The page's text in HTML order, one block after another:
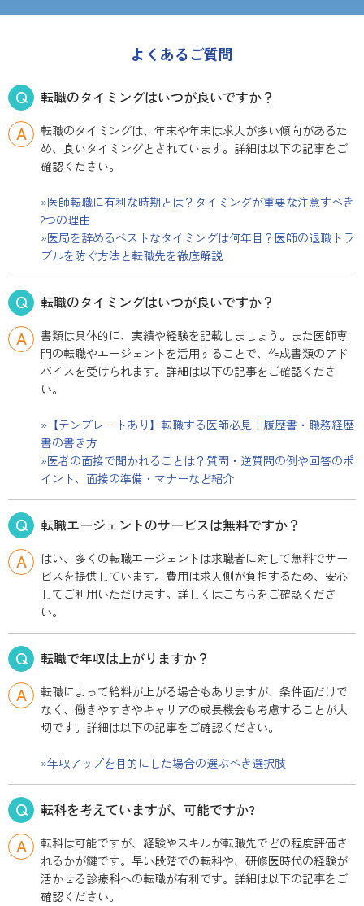
よくあるご質問
転職のタイミングはいつが良いですか？
転職のタイミングは、年末や年末は求人が多い傾向があるた
め、良いタイミングとされています。詳細は以下の記事をご
確認ください。
»医師転職に有利な時期とは？タイミングが重要な注意すべき
2つの理由
»医局を辞めるベストなタイミングは何年目？医師の退職トラ
ブルを防ぐ方法と転職先を徹底解説
転職のタイミングはいつが良いですか？
書類は具体的に、実績や経験を記載しましょう。また医師専
門の転職やエージェントを活用することで、作成書類のアド
バイスを受けられます。詳細は以下の記事をご確認くださ
い。
»【テンプレートあり】転職する医師必見！履歴書・職務経歴
書の書き方
»医者の面接で聞かれることは？質問・逆質問の例や回答のポ
イント、面接の準備・マナーなど紹介
転職エージェントのサービスは無料ですか？
はい、多くの転職エージェントは求職者に対して無料でサー
ビスを提供しています。費用は求人側が負担するため、安心
してご利用いただけます。詳しくはこちらをご確認くださ
い。
転職で年収は上がりますか？
転職によって給料が上がる場合もありますが、条件面だけで
なく、働きやすさやキャリアの成長機会も考慮することが大
切です。詳細は以下の記事をご確認ください。
»年収アップを目的にした場合の選ぶべき選択肢
転科を考えていますが、可能ですか?
転科は可能ですが、経験やスキルが転職先でどの程度評価さ
れるかが鍵です。早い段階での転科や、研修医時代の経験が
活かせる診療科への転職が有利です。詳細は以下の記事をご
確認ください。